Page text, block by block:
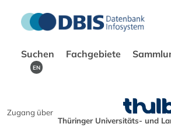
Suchen Fachgebiete
EN
Zugang über
Thüringer Universitäts- und